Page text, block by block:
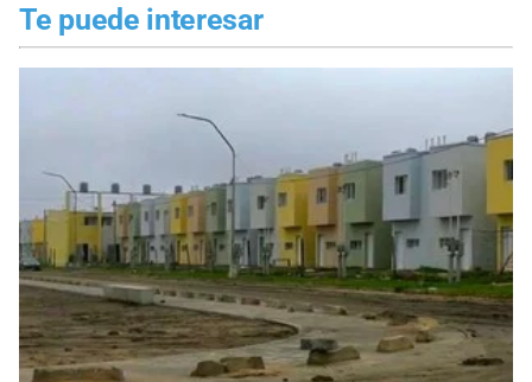
Te puede interesar